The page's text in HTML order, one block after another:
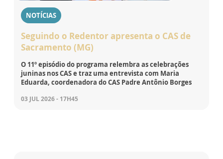
NOTÍCIAS
Seguindo o Redentor apresenta o CAS de
Sacramento (MG)
O 11º episódio do programa relembra as celebrações
juninas nos CAS e traz uma entrevista com Maria
Eduarda, coordenadora do CAS Padre Antônio Borges
03 JUL 2026 - 17H45